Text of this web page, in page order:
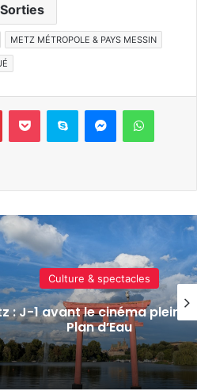
Sorties
METZ MÉTROPOLE & PAYS MESSIN
PinterestPocket Skype Messenger
Culture & spectacles
de musique celte
de Bliesbruck
8 août 2026